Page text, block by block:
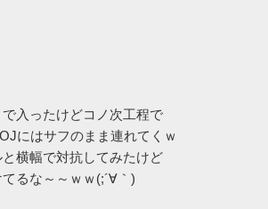
入ったけどコノ次工程で
にはサフのまま連れてくｗ
横幅で対抗してみたけど
るな～～ｗｗ(;´∀｀)